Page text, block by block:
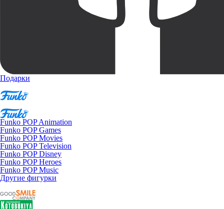
Подарки
Funko POP Animation
Funko POP Games
Funko POP Movies
Funko POP Television
Funko POP Disney
Funko POP Heroes
Funko POP Music
Другие фигурки